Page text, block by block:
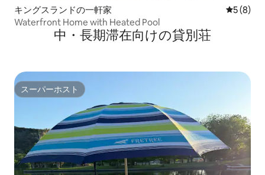
キングスランドの一軒家 レビュー
5 (8)
Waterfront Home with Heated Pool
中・長期滞在向けの貸別荘
スーパーホスト
スーパーホスト